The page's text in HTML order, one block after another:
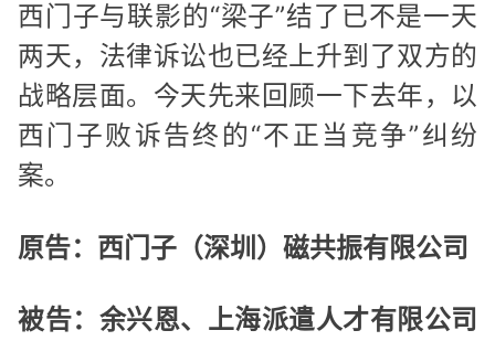
西门子与联影的“梁子”结了已不是一天
两天，法律诉讼也已经上升到了双方的
战略层面。今天先来回顾一下去年，以
西门子败诉告终的“不正当竞争”纠纷
案。
原告：西门子（深圳）磁共振有限公司
被告：余兴恩、上海派遣人才有限公司